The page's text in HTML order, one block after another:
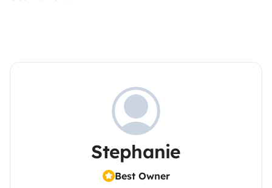
Stephanie
Best Owner